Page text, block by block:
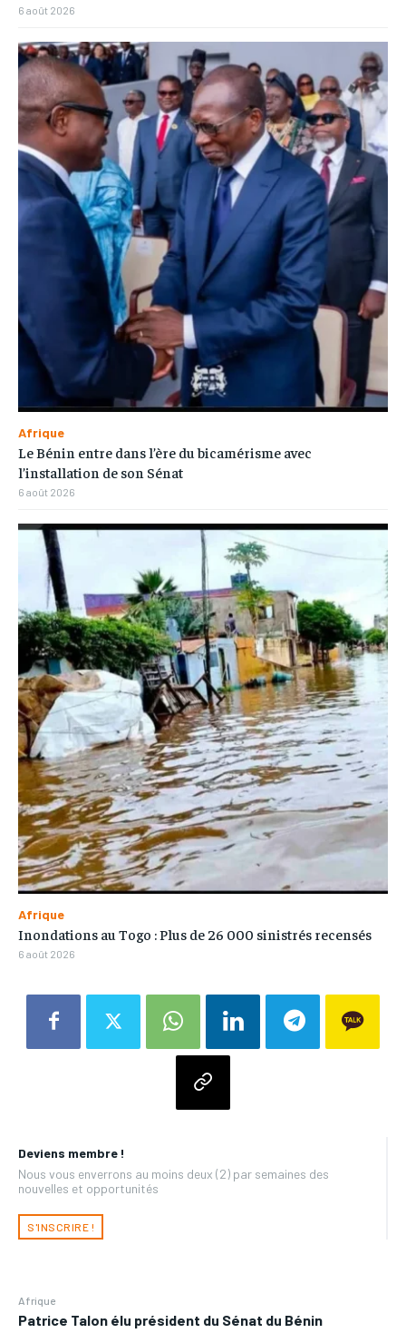
Deviens membre !
Nous vous enverrons au moins deux (2) par semaines des
nouvelles et opportunités
S'INSCRIRE !
Afrique
Patrice Talon élu président du Sénat du Bénin
6 août 2026
Afrique
Le Bénin entre dans l’ère du bicamérisme avec
l’installation de son Sénat
6 août 2026
Afrique
Inondations au Togo : Plus de 26 000 sinistrés recensés
6 août 2026